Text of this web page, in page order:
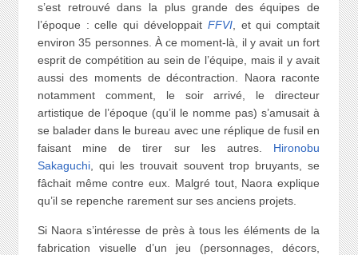
s’est retrouvé dans la plus grande des équipes de
l’époque : celle qui développait FFVI, et qui comptait
environ 35 personnes. À ce moment-là, il y avait un fort
esprit de compétition au sein de l’équipe, mais il y avait
aussi des moments de décontraction. Naora raconte
notamment comment, le soir arrivé, le directeur
artistique de l’époque (qu’il le nomme pas) s’amusait à
se balader dans le bureau avec une réplique de fusil en
faisant mine de tirer sur les autres. Hironobu
Sakaguchi, qui les trouvait souvent trop bruyants, se
fâchait même contre eux. Malgré tout, Naora explique
qu’il se repenche rarement sur ses anciens projets.
Si Naora s’intéresse de près à tous les éléments de la
fabrication visuelle d’un jeu (personnages, décors,